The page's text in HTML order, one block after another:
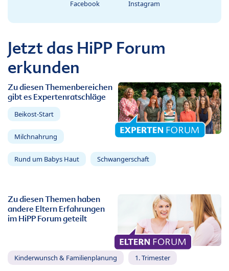
Facebook Instagram
Jetzt das HiPP Forum
erkunden
Zu diesen Themenbereichen
gibt es Expertenratschläge
Beikost-Start
Milchnahrung
Rund um Babys Haut Schwangerschaft
Zu diesen Themen haben
andere Eltern Erfahrungen
im HiPP Forum geteilt
Kinderwunsch & Familienplanung 1. Trimester